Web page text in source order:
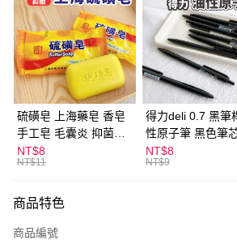
LINE Pay
Apple Pay
街口支付
悠遊付
ATM付款
全家取貨付款
每筆NT$60，滿NT$599(含以上)免運費
硫磺皂 上海藥皂 香皂
手工皂 毛囊炎 抑菌除
蟎 清潔護膚 去油去痘
寵物皮膚病 狗狗貓咪
NT$8
NT$11
得力deli 0.7 黑筆
性原子筆 黑色筆
S304
NT$8
NT$9
商品特色
商品編號